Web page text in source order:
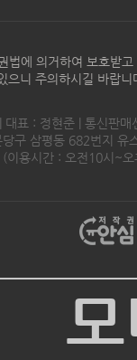
에 의거하여 보호받
으니 주의하시길 바랍니
대표 : 정현준 | 통신판
당구 삼평동 682번지
이용시간 : 오전10시~